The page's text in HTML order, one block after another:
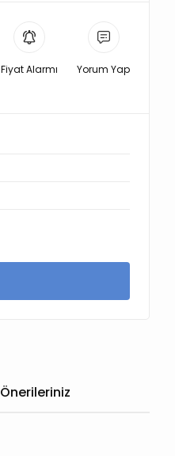
Fiyat Alarmı Yorum Yap
Önerileriniz